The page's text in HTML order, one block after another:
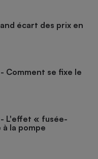
écart des prix en
Comment se fixe le
L'effet « fusée-
la pompe